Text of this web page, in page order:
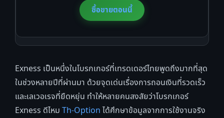
ซื้อขายตอนนี้
Exness เป็นหนึ่งในโบรกเกอร์ที่เทรดเดอร์ไทยพูดถึงมากที่สุด
ในช่วงหลายปีที่ผ่านมา ด้วยจุดเด่นเรื่องการถอนเงินที่รวดเร็ว
และเลเวอเรจที่ยืดหยุ่น ทำให้หลายคนสงสัยว่าโบรกเกอร์
Exness ดีไหม Th-Option ได้ศึกษาข้อมูลจากการใช้งานจริง